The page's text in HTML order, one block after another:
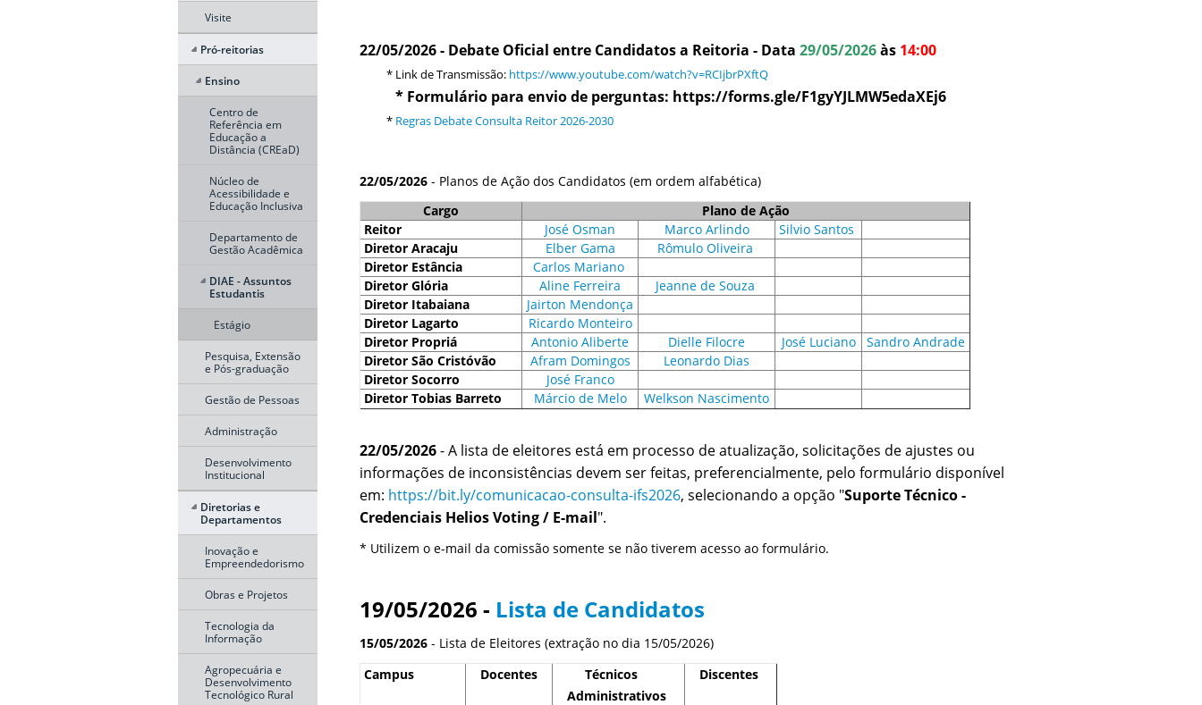
Visite
Pró-reitorias
Ensino
Centro de
Referência em
Educação a
Distância (CREaD)
Núcleo de
Acessibilidade e
Educação Inclusiva
Departamento de
Gestão Acadêmica
DIAE - Assuntos
Estudantis
Estágio
Pesquisa, Extensão
e Pós-graduação
Gestão de Pessoas
Administração
Desenvolvimento
Institucional
Diretorias e
Departamentos
Inovação e
Empreendedorismo
Obras e Projetos
Tecnologia da
Informação
Agropecuária e
Desenvolvimento
Tecnológico Rural
22/05/2026 - Debate Oficial entre Candidatos a Reitoria - Data 29/05/2026às 14:00
* Link de Transmissão: https://www.youtube.com/watch?v=RCIjbrPXftQ
* Formulário para envio de perguntas: https://forms.gle/F1gyYJLMW5edaXEj6
* Regras Debate Consulta Reitor 2026-2030
22/05/2026 - Planos de Ação dos Candidatos (em ordem alfabética)
Cargo
Plano de Ação
Reitor
José Osman Marco Arlindo
Silvio Santos
Diretor Aracaju
Elber Gama
Rômulo Oliveira
Diretor Estância
Carlos Mariano
Diretor Glória
Aline Ferreira
Jeanne de Souza
Diretor Itabaiana
Jairton Mendonça
Diretor Lagarto
Ricardo Monteiro
Diretor Propriá
Antonio Aliberte Dielle Filocre José Luciano
Sandro Andrade
Diretor São Cristóvão
Afram Domingos
Leonardo Dias
Diretor Socorro
José Franco
Diretor Tobias Barreto
Márcio de Melo Welkson Nascimento
22/05/2026- A lista de eleitores está em processo de atualização, solicitações de ajustes ou
informações de inconsistências devem ser feitas, preferencialmente, pelo formulário disponível
em: https://bit.ly/comunicacao-consulta-ifs2026, selecionando a opção "Suporte Técnico -
Credenciais Helios Voting / E-mail".
* Utilizem o e-mail da comissão somente se não tiverem acesso ao formulário.
19/05/2026 - Lista de Candidatos
15/05/2026 - Lista de Eleitores (extração no dia 15/05/2026)
Campus
Docentes
Técnicos
Administrativos
Discentes